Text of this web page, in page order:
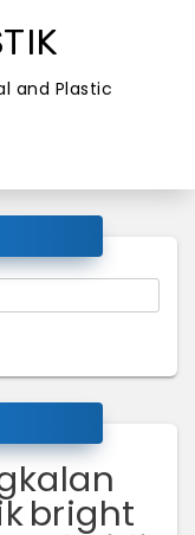
and Plastic
bright